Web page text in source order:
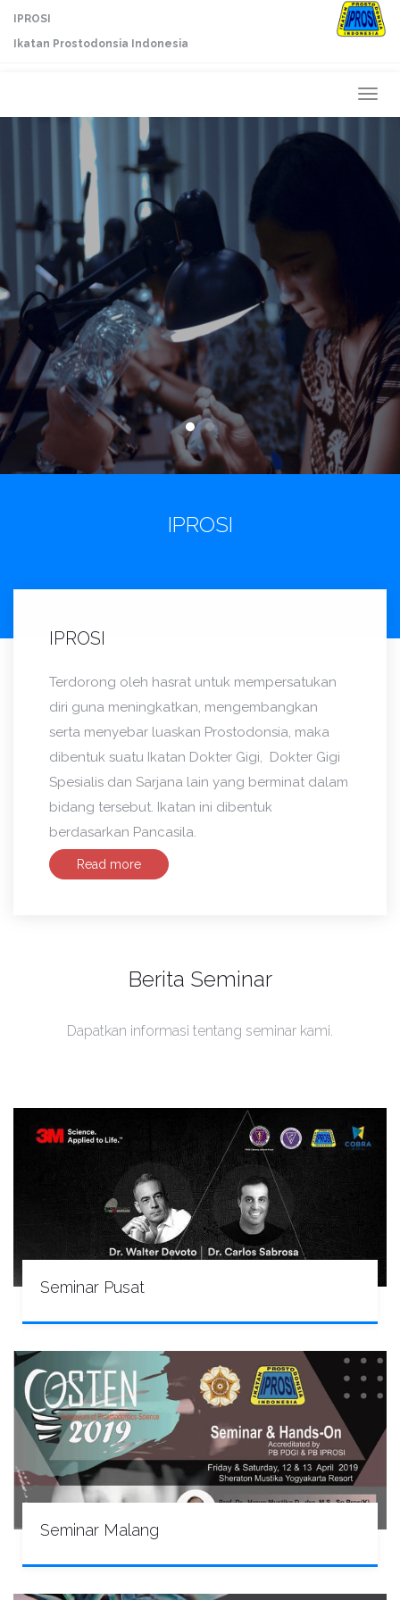
IPROSI
Ikatan Prostodonsia Indonesia
IPROSI
IPROSI
Terdorong oleh hasrat untuk mempersatukan
diri guna meningkatkan, mengembangkan
serta menyebar luaskan Prostodonsia, maka
dibentuk suatu Ikatan Dokter Gigi, Dokter Gigi
Spesialis dan Sarjana lain yang berminat dalam
bidang tersebut. Ikatan ini dibentuk
berdasarkan Pancasila.
Read more
Berita Seminar
Dapatkan informasi tentang seminar kami.
Seminar Pusat
Seminar Malang